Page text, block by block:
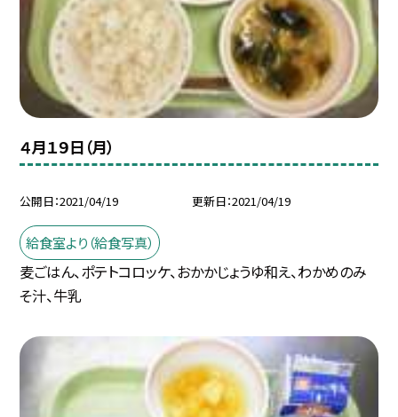
４月１９日（月）
公開日 2021/04/19 更新日 2021/04/19
給食室より（給食写真）
麦ごはん、ポテトコロッケ、おかかじょうゆ和え、わかめのみ
そ汁、牛乳